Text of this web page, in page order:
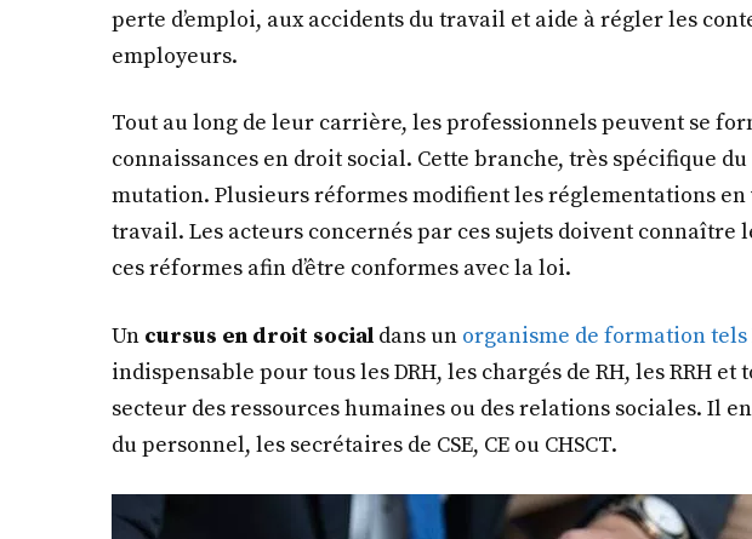
perte d’emploi, aux accidents du travail et aide à régler les
employeurs.
Tout au long de leur carrière, les professionnels peuvent se
connaissances en droit social. Cette branche, très spécifique
mutation. Plusieurs réformes modifient les réglementations en
travail. Les acteurs concernés par ces sujets doivent connaître
ces réformes afin d’être conformes avec la loi.
Un cursus en droit social dans un organisme de formation
indispensable pour tous les DRH, les chargés de RH, les RRH
secteur des ressources humaines ou des relations sociales. Il
du personnel, les secrétaires de CSE, CE ou CHSCT.